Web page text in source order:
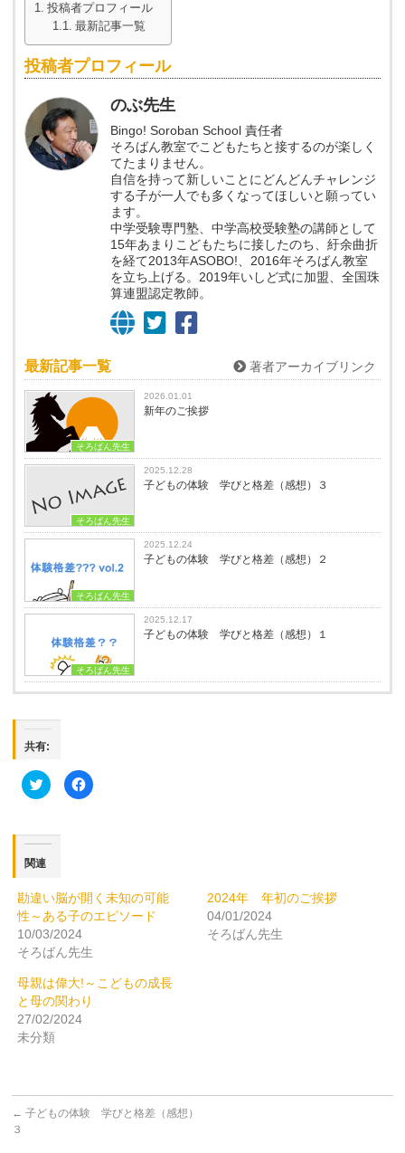
投稿者プロフィール
最新記事一覧
投稿者プロフィール
のぶ先生
Bingo! Soroban School 責任者
そろばん教室でこどもたちと接するのが楽しく
てたまりません。
自信を持って新しいことにどんどんチャレンジ
する子が一人でも多くなってほしいと願ってい
ます。
中学受験専門塾、中学高校受験塾の講師として
15年あまりこどもたちに接したのち、紆余曲折
を経て2013年ASOBO!、2016年そろばん教室
を立ち上げる。2019年いしど式に加盟、全国珠
算連盟認定教師。
最新記事一覧 著者アーカイブリンク
そろばん先生
2026.01.01
新年のご挨拶
そろばん先生
2025.12.28
子どもの体験 学びと格差（感想）３
そろばん先生
2025.12.24
子どもの体験 学びと格差（感想）２
そろばん先生
2025.12.17
子どもの体験 学びと格差（感想）１
共有:
ク
リ
て
Twitter
で
共
(新
し
い
ウ
ィ
ン
ド
で
開
き
ま
す)
Facebook
で
ッ
ク
し
て
だ
さ
(新
し
い
ウ
ま
す)
関連
勘違い脳が開く未知の可能
性～ある子のエピソード
10/03/2024
そろばん先生
2024年 年初のご挨拶
04/01/2024
そろばん先生
母親は偉大!～こどもの成長
と母の関わり
27/02/2024
未分類
← 子どもの体験 学びと格差（感想）
３